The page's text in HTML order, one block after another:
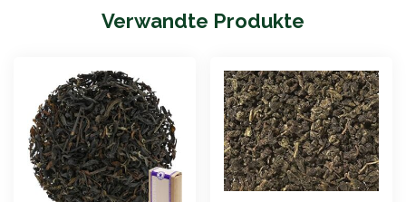
Verwandte Produkte